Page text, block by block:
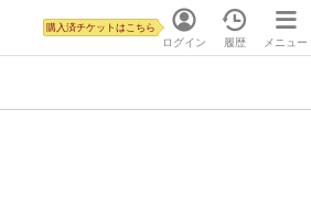
ログイン
購入済チケットはこちら
履歴 メニュー